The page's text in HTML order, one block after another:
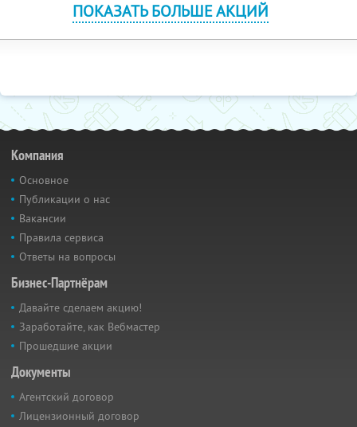
ПОКАЗАТЬ БОЛЬШЕ АКЦИЙ
Компания
Основное
Публикации о нас
Вакансии
Правила сервиса
Ответы на вопросы
Бизнес-Партнёрам
Давайте сделаем акцию!
Заработайте, как Вебмастер
Прошедшие акции
Документы
Агентский договор
Лицензионный договор